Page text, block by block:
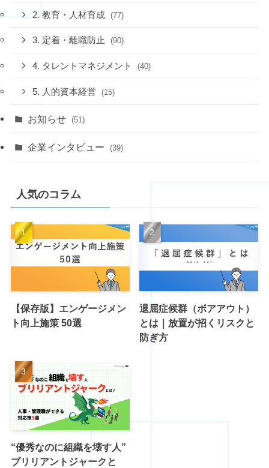
2. 教育・人材育成 (77)
3. 定着・離職防止 (90)
4. タレントマネジメント (40)
5. 人的資本経営 (15)
お知らせ (51)
企業インタビュー (39)
人気のコラム
【保存版】エンゲージメン
ト向上施策 50選
退屈症候群（ボアアウト）
とは｜放置が招くリスクと
防ぎ方
“優秀なのに組織を壊す人”
ブリリアントジャークと